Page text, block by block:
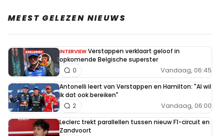
MEEST GELEZEN NIEUWS
INTERVIEW Verstappen verklaart geloof in
opkomende Belgische superster
Vandaag, 06:45
0
Antonelli leert van Verstappen en Hamilton: "Al wil
ik dat ook bereiken"
Vandaag, 06:00
2
Leclerc trekt parallellen tussen nieuw F1-circuit en
Zandvoort